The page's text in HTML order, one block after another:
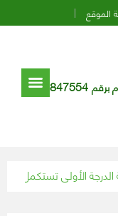
الموقع
برقم 847554